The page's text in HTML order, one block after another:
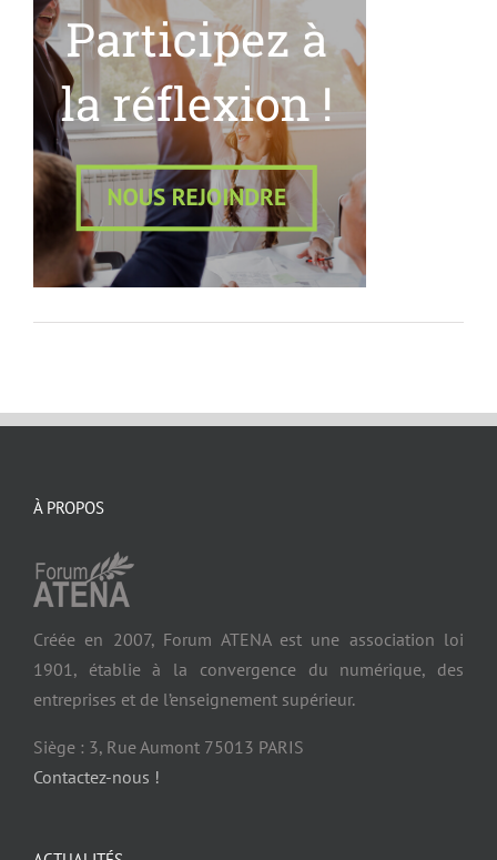
À PROPOS
Créée en 2007, Forum ATENA est une association loi
1901, établie à la convergence du numérique, des
entreprises et de l’enseignement supérieur.
Siège : 3, Rue Aumont 75013 PARIS
Contactez-nous !